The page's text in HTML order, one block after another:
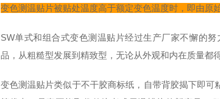
变色测温贴片被贴处温度高于额定变色温度时，即由原
SW单式和组合式变色测温贴片经过生产厂家不懈的
品，从粗糙型发展到精致型，无论从外观和内在质量都
变色测温贴片类似于不干胶商标纸，自带背胶揭下即